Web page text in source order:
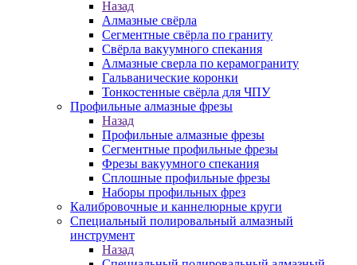
Назад
Алмазные свёрла
Сегментные свёрла по граниту
Свёрла вакуумного спекания
Алмазные сверла по керамограниту
Гальванические коронки
Тонкостенные свёрла для ЧПУ
Профильные алмазные фрезы
Назад
Профильные алмазные фрезы
Сегментные профильные фрезы
Фрезы вакуумного спекания
Сплошные профильные фрезы
Наборы профильных фрез
Калибровочные и каннелюрные круги
Специальный полировальный алмазный
инструмент
Назад